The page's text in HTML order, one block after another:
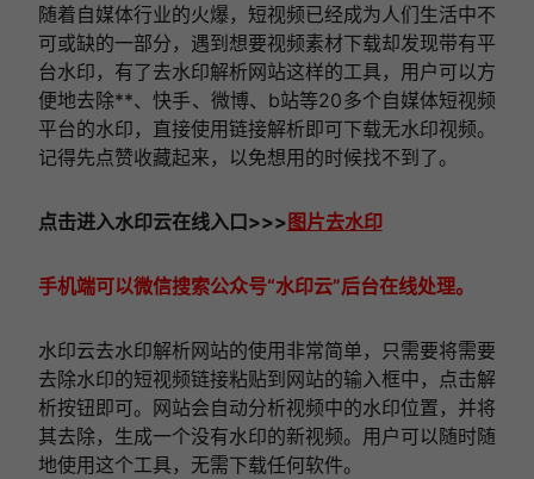
随着自媒体行业的火爆，短视频已经成为人们生活中不
可或缺的一部分，遇到想要视频素材下载却发现带有平
台水印，有了去水印解析网站这样的工具，用户可以方
便地去除**、快手、微博、b站等20多个自媒体短视频
平台的水印，直接使用链接解析即可下载无水印视频。
记得先点赞收藏起来，以免想用的时候找不到了。
点击进入水印云在线入口>>>图片去水印
手机端可以微信搜索公众号“水印云”后台在线处理。
水印云去水印解析网站的使用非常简单，只需要将需要
去除水印的短视频链接粘贴到网站的输入框中，点击解
析按钮即可。网站会自动分析视频中的水印位置，并将
其去除，生成一个没有水印的新视频。用户可以随时随
地使用这个工具，无需下载任何软件。